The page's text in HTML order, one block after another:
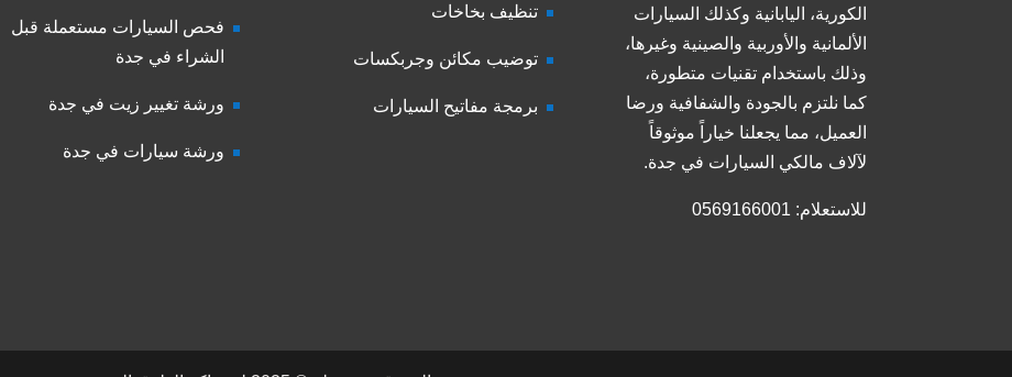
الكورية، اليابانية وكذلك السيارات
الألمانية والأوربية والصينية وغيرها،
وذلك باستخدام تقنيات متطورة،
كما نلتزم بالجودة والشفافية ورضا
العميل، مما يجعلنا خياراً موثوقاً
لآلاف مالكي السيارات في جدة.
للاستعلام: 0569166001
تنظيف بخاخات
توضيب مكائن وجربكسات
برمجة مفاتيح السيارات
فحص السيارات مستعملة قبل
الشراء في جدة
ورشة تغيير زيت في جدة
ورشة سيارات في جدة